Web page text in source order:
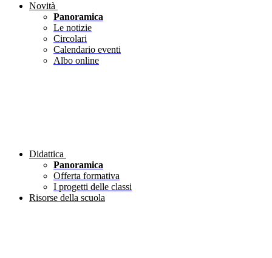
Novità
Panoramica
Le notizie
Circolari
Calendario eventi
Albo online
Didattica
Panoramica
Offerta formativa
I progetti delle classi
Risorse della scuola